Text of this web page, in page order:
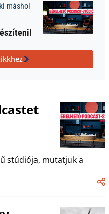
máshol
stúdiója, mutatjuk a